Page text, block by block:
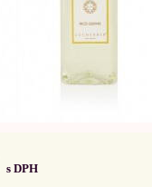
s DPH